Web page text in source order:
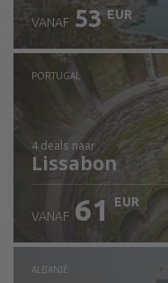
VANAF 53 EUR
PORTUGAL
4 deals naar
Lissabon
VANAF 61 EUR
ALBANIË